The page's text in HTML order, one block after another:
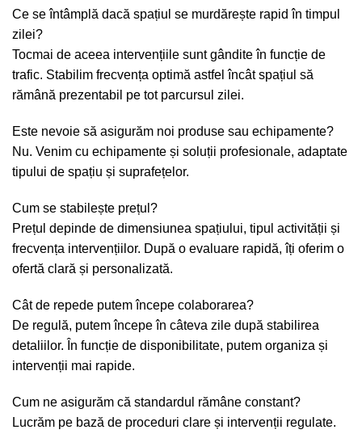
Ce se întâmplă dacă spațiul se murdărește rapid în timpul
zilei?
Tocmai de aceea intervențiile sunt gândite în funcție de
trafic. Stabilim frecvența optimă astfel încât spațiul să
rămână prezentabil pe tot parcursul zilei.
Este nevoie să asigurăm noi produse sau echipamente?
Nu. Venim cu echipamente și soluții profesionale, adaptate
tipului de spațiu și suprafețelor.
Cum se stabilește prețul?
Prețul depinde de dimensiunea spațiului, tipul activității și
frecvența intervențiilor. După o evaluare rapidă, îți oferim o
ofertă clară și personalizată.
Cât de repede putem începe colaborarea?
De regulă, putem începe în câteva zile după stabilirea
detaliilor. În funcție de disponibilitate, putem organiza și
intervenții mai rapide.
Cum ne asigurăm că standardul rămâne constant?
Lucrăm pe bază de proceduri clare și intervenții regulate.